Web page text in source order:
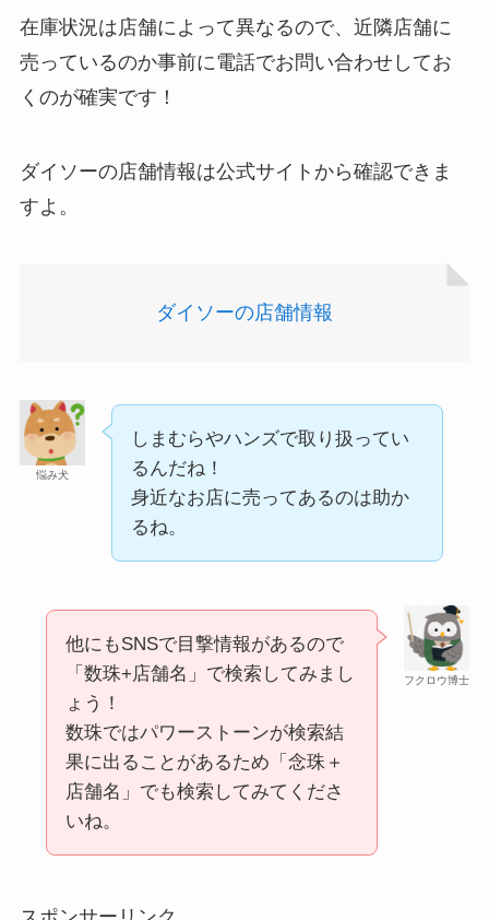
再販はある？
使い捨ておしぼりはどこで買える？販売店は100均
（ダイソー、セリア）！
コンビニやスーパー！
忍者めし鉄の鎧はどこに売ってる？セブン・ロー
和紙はどこに売ってる？ダイソーやLoftで買える！
シャチハタはどこに売ってる？100均やロフトで買
える！
在庫状況は店舗によって異なるので、近隣店舗に
売っているのか事前に電話でお問い合わせしてお
くのが確実です！
ダイソーの店舗情報は公式サイトから確認できま
すよ。
ダイソーの店舗情報
悩み犬
しまむらやハンズで取り扱ってい
るんだね！
身近なお店に売ってあるのは助か
るね。
フクロウ博士
他にもSNSで目撃情報があるので
「数珠+店舗名」で検索してみまし
ょう！
数珠ではパワーストーンが検索結
果に出ることがあるため「念珠＋
店舗名」でも検索してみてくださ
いね。